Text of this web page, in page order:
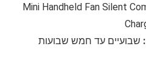
Mini Handheld Fan Silent
שבועיים עד חמש שבועות